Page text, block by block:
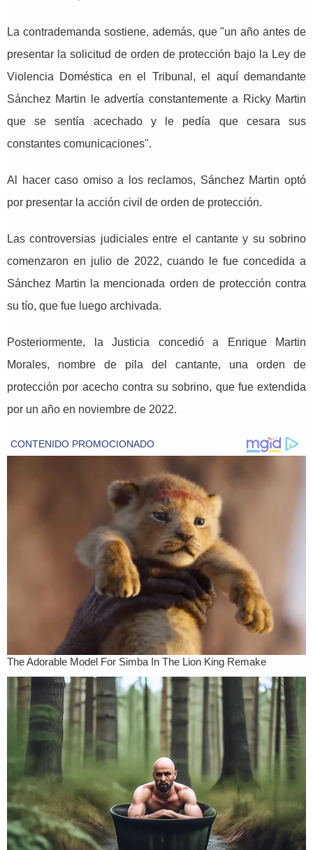
La contrademanda sostiene, además, que "un año antes de
presentar la solicitud de orden de protección bajo la Ley de
Violencia Doméstica en el Tribunal, el aquí demandante
Sánchez Martin le advertía constantemente a Ricky Martin
que se sentía acechado y le pedía que cesara sus
constantes comunicaciones".
Al hacer caso omiso a los reclamos, Sánchez Martin optó
por presentar la acción civil de orden de protección.
Las controversias judiciales entre el cantante y su sobrino
comenzaron en julio de 2022, cuando le fue concedida a
Sánchez Martin la mencionada orden de protección contra
su tío, que fue luego archivada.
Posteriormente, la Justicia concedió a Enrique Martin
Morales, nombre de pila del cantante, una orden de
protección por acecho contra su sobrino, que fue extendida
por un año en noviembre de 2022.